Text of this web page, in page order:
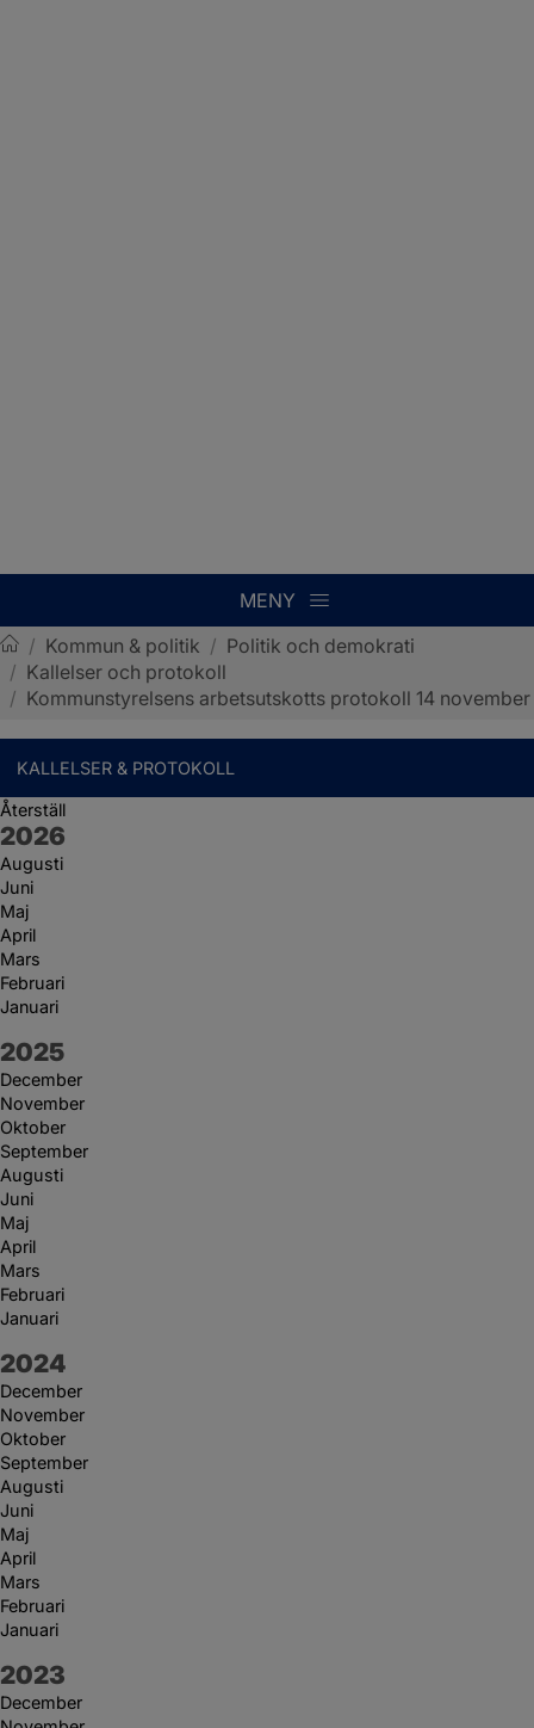
MENY
Sotenäs kommun
/ Kommun & politik / Politik och demokrati
/ Kallelser och protokoll
/ Kommunstyrelsens arbetsutskotts protokoll 14 november
KALLELSER & PROTOKOLL
Återställ
År:
2026
Augusti
Juni
Maj
April
Mars
Februari
Januari
År:
2025
December
November
Oktober
September
Augusti
Juni
Maj
April
Mars
Februari
Januari
År:
2024
December
November
Oktober
September
Augusti
Juni
Maj
April
Mars
Februari
Januari
År:
2023
December